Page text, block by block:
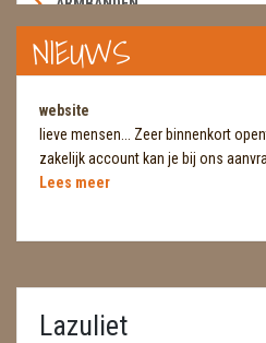
BOEKEN & KAARTEN E.A.R.T.H.
BROEKZAKSTENEN
CADEAUBONNEN
DIERTJES
DIVERSE
ENGELEN
NIEUWS
website
lieve mensen... Zeer binnenkort
zakelijk account kan je bij ons
Lees meer
Lazuliet